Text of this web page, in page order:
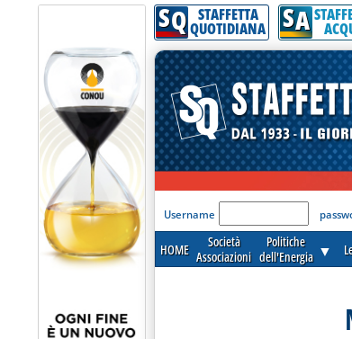
SQ STAFFETTA
QUOTIDIANA SA
'Modulo Login per
Username
HOME
Società
Associazioni
Politiche
dell'Energia ▼